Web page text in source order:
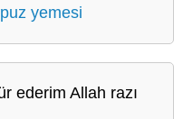
yemesi
ederim Allah razı